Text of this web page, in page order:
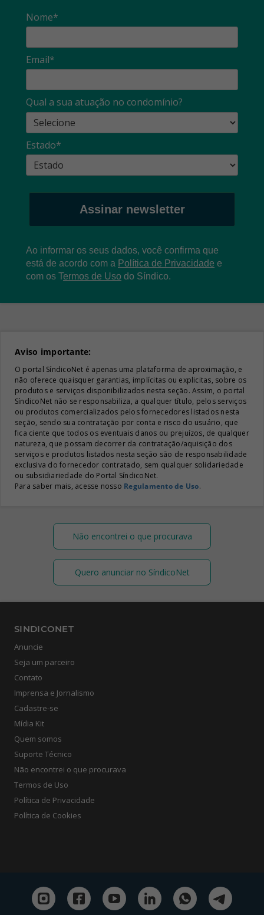
Nome*
Email*
Qual a sua atuação no condomínio?
Estado*
Assinar newsletter
Ao informar os seus dados, você confirma que
está de acordo com a Política de Privacidade e
com os Termos de Uso do Síndico.
Aviso importante:
O portal SíndicoNet é apenas uma plataforma de aproximação, e
não oferece quaisquer garantias, implícitas ou explicitas, sobre os
produtos e serviços disponibilizados nesta seção. Assim, o portal
SíndicoNet não se responsabiliza, a qualquer título, pelos serviços
ou produtos comercializados pelos fornecedores listados nesta
seção, sendo sua contratação por conta e risco do usuário, que
fica ciente que todos os eventuais danos ou prejuízos, de qualquer
natureza, que possam decorrer da contratação/aquisição dos
serviços e produtos listados nesta seção são de responsabilidade
exclusiva do fornecedor contratado, sem qualquer solidariedade
ou subsidiariedade do Portal SíndicoNet.
Para saber mais, acesse nosso Regulamento de Uso.
Não encontrei o que procurava
Quero anunciar no SíndicoNet
SINDICONET
Anuncie
Seja um parceiro
Contato
Imprensa e Jornalismo
Cadastre-se
Mídia Kit
Quem somos
Suporte Técnico
Não encontrei o que procurava
Termos de Uso
Política de Privacidade
Política de Cookies